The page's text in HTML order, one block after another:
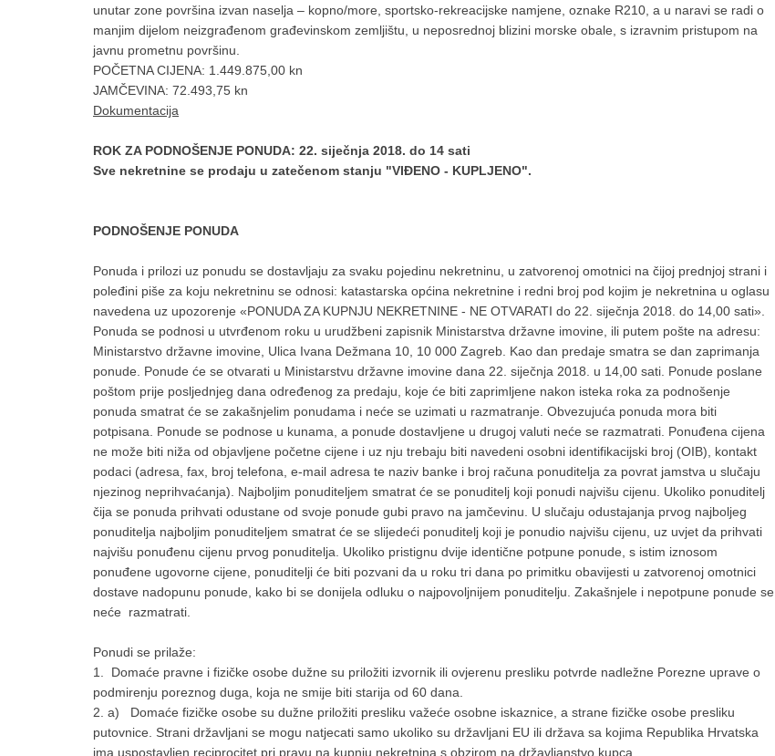
unutar zone površina izvan naselja – kopno/more, sportsko-rekreacijske namjene, oznake R210, a u naravi se radi o
manjim dijelom neizgrađenom građevinskom zemljištu, u neposrednoj blizini morske obale, s izravnim pristupom na
javnu prometnu površinu.
POČETNA CIJENA: 1.449.875,00 kn
JAMČEVINA: 72.493,75 kn
Dokumentacija
ROK ZA PODNOŠENJE PONUDA: 22. siječnja 2018. do 14 sati
Sve nekretnine se prodaju u zatečenom stanju "VIĐENO - KUPLJENO".
PODNOŠENJE PONUDA
Ponuda i prilozi uz ponudu se dostavljaju za svaku pojedinu nekretninu, u zatvorenoj omotnici na čijoj prednjoj strani i
poleđini piše za koju nekretninu se odnosi: katastarska općina nekretnine i redni broj pod kojim je nekretnina u oglasu
navedena uz upozorenje «PONUDA ZA KUPNJU NEKRETNINE - NE OTVARATI do 22. siječnja 2018. do 14,00 sati».
Ponuda se podnosi u utvrđenom roku u urudžbeni zapisnik Ministarstva državne imovine, ili putem pošte na adresu:
Ministarstvo državne imovine, Ulica Ivana Dežmana 10, 10 000 Zagreb. Kao dan predaje smatra se dan zaprimanja
ponude. Ponude će se otvarati u Ministarstvu državne imovine dana 22. siječnja 2018. u 14,00 sati. Ponude poslane
poštom prije posljednjeg dana određenog za predaju, koje će biti zaprimljene nakon isteka roka za podnošenje
ponuda smatrat će se zakašnjelim ponudama i neće se uzimati u razmatranje. Obvezujuća ponuda mora biti
potpisana. Ponude se podnose u kunama, a ponude dostavljene u drugoj valuti neće se razmatrati. Ponuđena cijena
ne može biti niža od objavljene početne cijene i uz nju trebaju biti navedeni osobni identifikacijski broj (OIB), kontakt
podaci (adresa, fax, broj telefona, e-mail adresa te naziv banke i broj računa ponuditelja za povrat jamstva u slučaju
njezinog neprihvaćanja). Najboljim ponuditeljem smatrat će se ponuditelj koji ponudi najvišu cijenu. Ukoliko ponuditelj
čija se ponuda prihvati odustane od svoje ponude gubi pravo na jamčevinu. U slučaju odustajanja prvog najboljeg
ponuditelja najboljim ponuditeljem smatrat će se slijedeći ponuditelj koji je ponudio najvišu cijenu, uz uvjet da prihvati
najvišu ponuđenu cijenu prvog ponuditelja. Ukoliko pristignu dvije identične potpune ponude, s istim iznosom
ponuđene ugovorne cijene, ponuditelji će biti pozvani da u roku tri dana po primitku obavijesti u zatvorenoj omotnici
dostave nadopunu ponude, kako bi se donijela odluku o najpovoljnijem ponuditelju. Zakašnjele i nepotpune ponude se
neće razmatrati.
Ponudi se prilaže:
1. Domaće pravne i fizičke osobe dužne su priložiti izvornik ili ovjerenu presliku potvrde nadležne Porezne uprave o
podmirenju poreznog duga, koja ne smije biti starija od 60 dana.
2. a) Domaće fizičke osobe su dužne priložiti presliku važeće osobne iskaznice, a strane fizičke osobe presliku
putovnice. Strani državljani se mogu natjecati samo ukoliko su državljani EU ili država sa kojima Republika Hrvatska
ima uspostavljen reciprocitet pri pravu na kupnju nekretnina s obzirom na državljanstvo kupca.